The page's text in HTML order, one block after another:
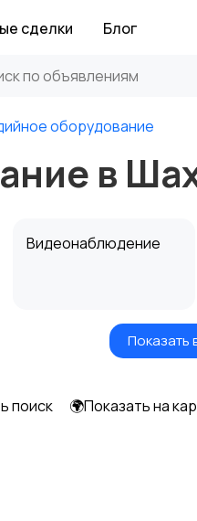
сделки Блог
оборудование
в
Видеонаблюдение
Показать
поиск 🌍Показать на